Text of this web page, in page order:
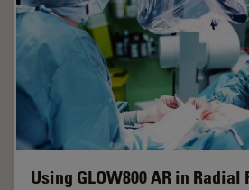
Using GLOW800 AR in Radial